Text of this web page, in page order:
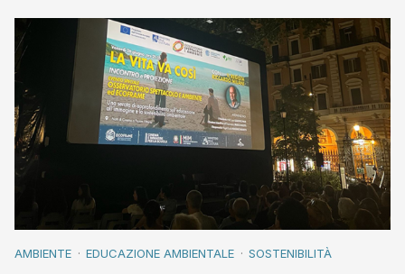
AMBIENTE EDUCAZIONE AMBIENTALE SOSTENIBILITÀ